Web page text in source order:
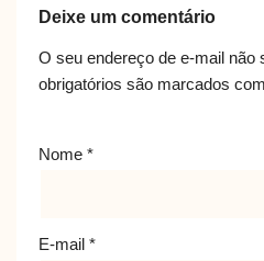
Deixe um comentário
O seu endereço de e-mail não
obrigatórios são marcados com
Nome *
E-mail *